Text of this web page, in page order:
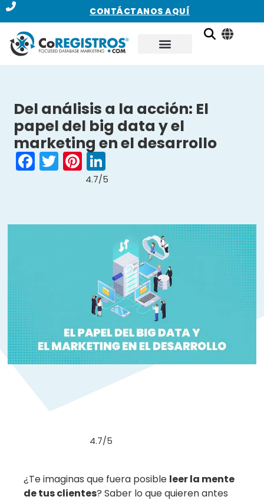
CONTÁCTANOS AQUÍ
Del análisis a la acción: El
papel del big data y el
marketing en el desarrollo
Facebook
TwitterPinterest
4.7/5
4.7/5
¿Te imaginas que fuera posible leer la mente
de tus clientes? Saber lo que quieren antes